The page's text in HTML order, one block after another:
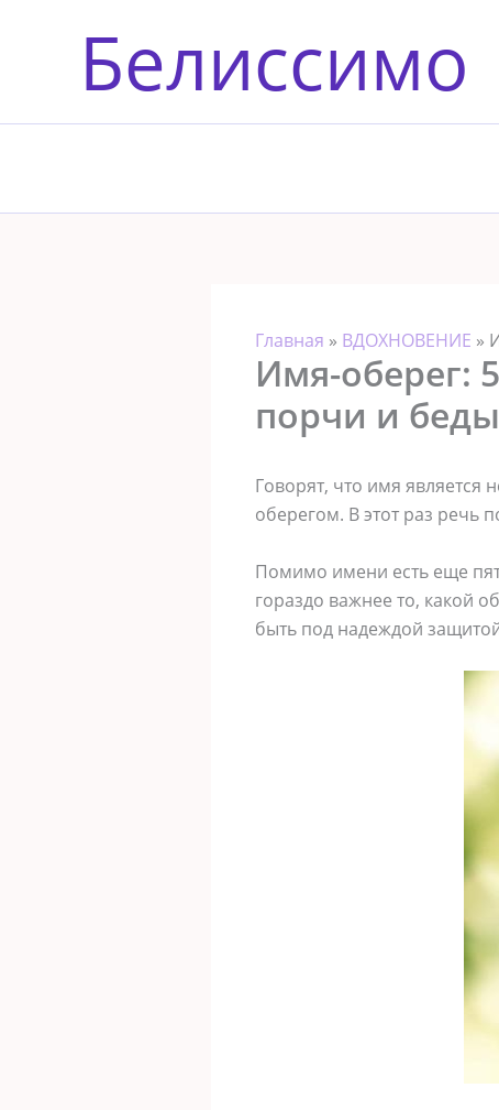
содержимомуБелиссимо
Главная » ВДОХНОВЕНИЕ »
Имя-оберег:
порчи и беды
Говорят, что имя
оберегом. В этот раз речь
Помимо имени есть еще
гораздо важнее то, какой
быть под надеждой